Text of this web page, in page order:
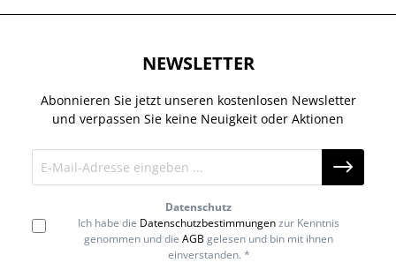
NEWSLETTER
Abonnieren Sie jetzt unseren kostenlosen Newsletter
und verpassen Sie keine Neuigkeit oder Aktionen
Datenschutz
Ich habe die Datenschutzbestimmungenzur Kenntnis
genommen und die AGB gelesen und bin mit ihnen
einverstanden. *